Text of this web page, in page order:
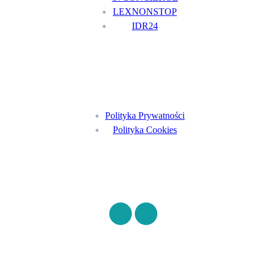
LEXNONSTOP
IDR24
Polityka Prywatności
Polityka Cookies